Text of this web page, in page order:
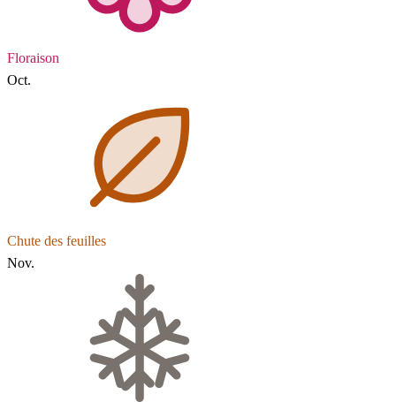
Floraison
Oct.
Chute des feuilles
Nov.